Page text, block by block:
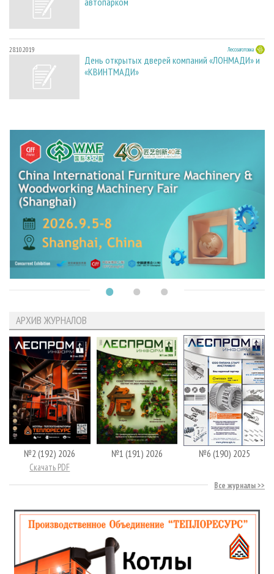
28.10.2019 Лесозаготовка
День открытых дверей компаний «ЛОНМАДИ» и
«КВИНТМАДИ»
АРХИВ ЖУРНАЛОВ
№2 (192) 2026
Скачать PDF
№1 (191) 2026 №6 (190) 2025
Все журналы